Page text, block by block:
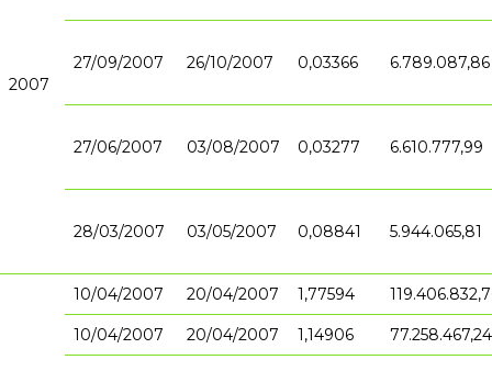
2007
27/09/2007 26/10/2007 0,03366 6.789.087,86
27/06/2007 03/08/2007 0,03277 6.610.777,99
28/03/2007 03/05/2007 0,08841 5.944.065,81
10/04/2007 20/04/2007 1,77594
10/04/2007 20/04/2007 1,14906 77.258.467,24